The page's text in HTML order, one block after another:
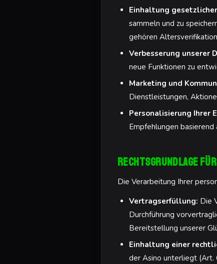
Einhaltung
sammeln und zu
gehören
Verbesserung unserer
neue Funktionen zu
Marketing und
Dienstleistungen,
Personalisierung Ihrer
Empfehlungen
Rechtsgrundlage
Die Verarbeitung Ihrer
Vertragserfüllung: Die
Durchführung
Bereitstellung unserer
Einhaltung einer
der Asino unterliegt (Art.